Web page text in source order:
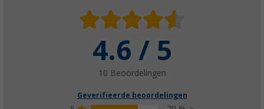
4.6 / 5
10 Beoordelingen
Geverifieerde beoordelingen